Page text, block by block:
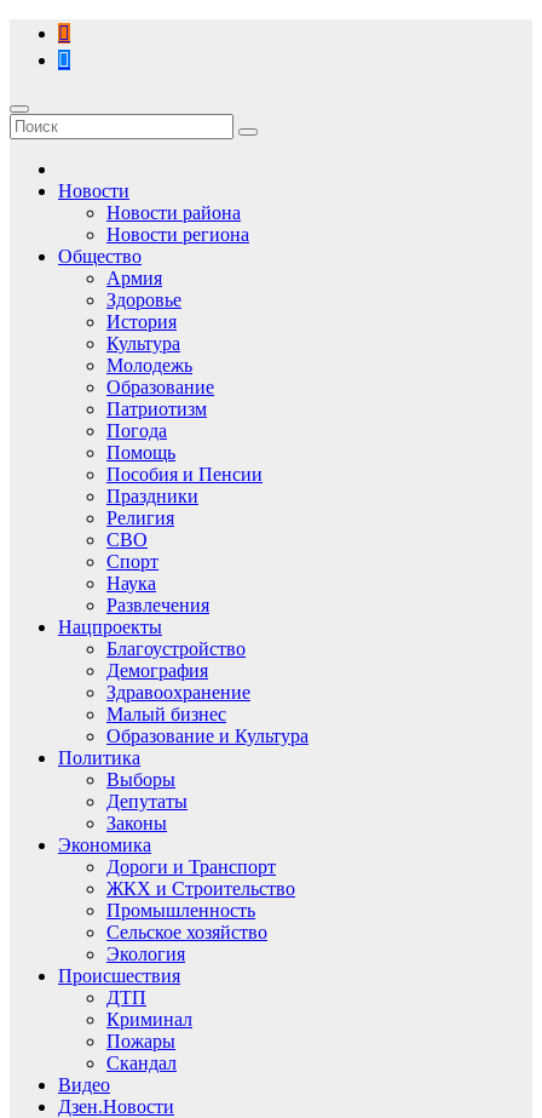
Перейти
содержимому
Новости
Новости района
Новости региона
Общество
Армия
Здоровье
История
Культура
Молодежь
Образование
Патриотизм
Погода
Помощь
Пособия и Пенсии
Праздники
Религия
СВО
Спорт
Наука
Развлечения
Нацпроекты
Благоустройство
Демография
Здравоохранение
Малый бизнес
Образование и Культура
Политика
Выборы
Депутаты
Законы
Экономика
Дороги и Транспорт
ЖКХ и Строительство
Промышленность
Сельское хозяйство
Экология
Происшествия
ДТП
Криминал
Пожары
Скандал
Видео
Дзен.Новости